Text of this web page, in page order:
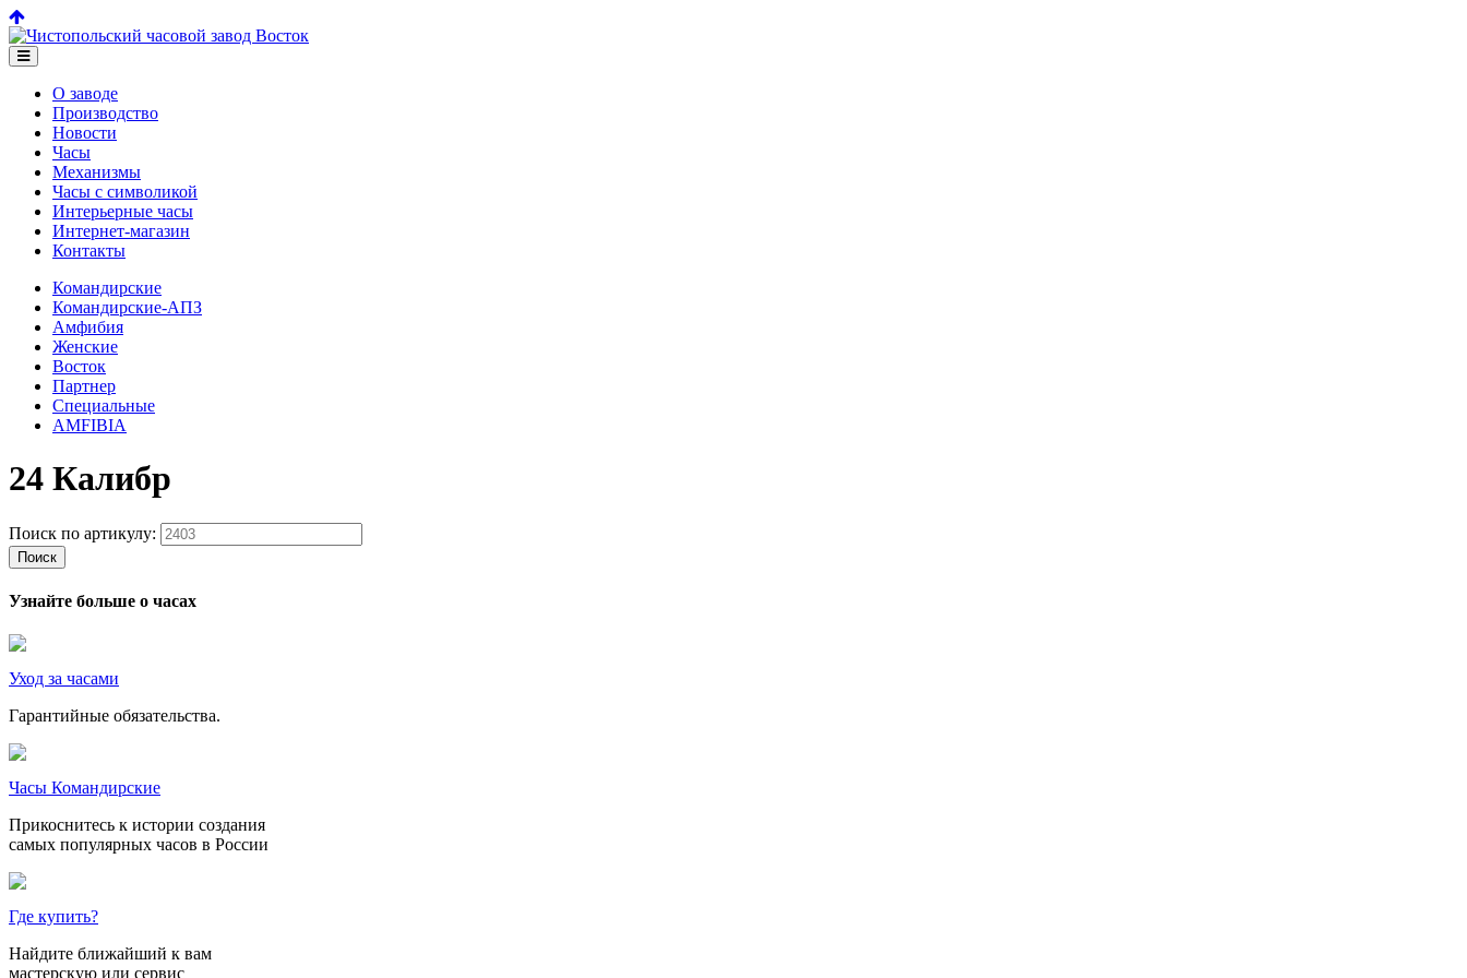
О заводе
Производство
Новости
Часы
Механизмы
Часы с символикой
Интерьерные часы
Интернет-магазин
Контакты
Командирские
Командирские-АПЗ
Амфибия
Женские
Восток
Партнер
Специальные
AMFIBIA
24 Калибр
Поиск по артикулу:
Поиск
Узнайте больше о часах
Уход за часами
Гарантийные обязательства.
Часы Командирские
Прикоснитесь к истории создания
самых популярных часов в России
Где купить?
Найдите ближайший к вам
мастерскую или сервис